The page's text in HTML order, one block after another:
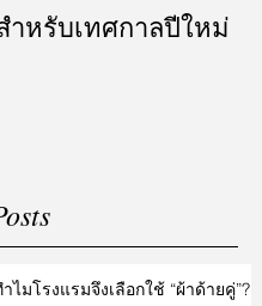
หรับเทศกาลปีใหม่
ไมโรงแรมจึงเลือกใช้ “ผ้าด้ายคู่”?